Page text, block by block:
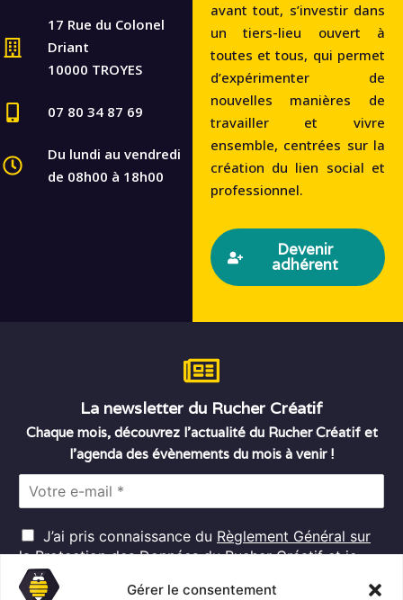
Gérer le consentement
17 Rue du Colonel
Driant
10000 TROYES
07 80 34 87 69
Du lundi au vendredi
de 08h00 à 18h00
avant tout, s’investir dans
un tiers-lieu ouvert à
toutes et tous, qui permet
d’expérimenter de
nouvelles manières de
travailler et vivre
ensemble, centrées sur la
création du lien social et
professionnel.
Devenir
adhérent
La newsletter du Rucher Créatif
Chaque mois, découvrez l’actualité du Rucher Créatif et
l’agenda des évènements du mois à venir !
l
*
R
G
D
P
J’ai pris connaissance du Règlement Général sur
la Protection des Donnéesdu Rucher Créatif et je
consens au traitement de mes données personnelles
dans ces conditions.*